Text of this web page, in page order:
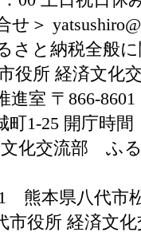
せ＞
さと納税全般
役所 経済文化
進室 〒866-
町1-25 開庁時
交流部 ふる
熊本県八代市
市役所 経済文